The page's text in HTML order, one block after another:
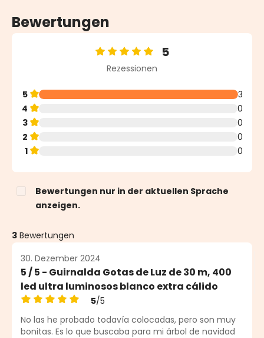
Bewertungen
Durchschnittliche Bewertung von 5 von 5 Sternen
5
Rezessionen
5
3
4
0
3
0
2
0
1
0
Bewertungen nur in der aktuellen Sprache
anzeigen.
3 Bewertungen
30. Dezember 2024
5 / 5 - Guirnalda Gotas de Luz de 30 m, 400
led ultra luminosos blanco extra cálido
Durchschnittliche Bewertung von 5 von 5 Sternen
5/5
No las he probado todavía colocadas, pero son muy
bonitas. Es lo que buscaba para mi árbol de navidad